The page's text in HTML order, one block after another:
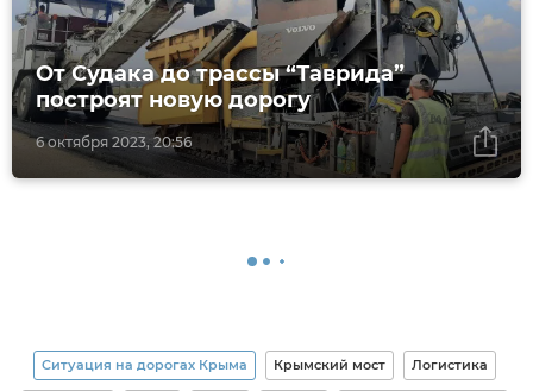
6 октября 2023, 20:56
От Судака до трассы “Таврида”
построят новую дорогу
Ситуация на дорогах Крыма Крымский мост Логистика